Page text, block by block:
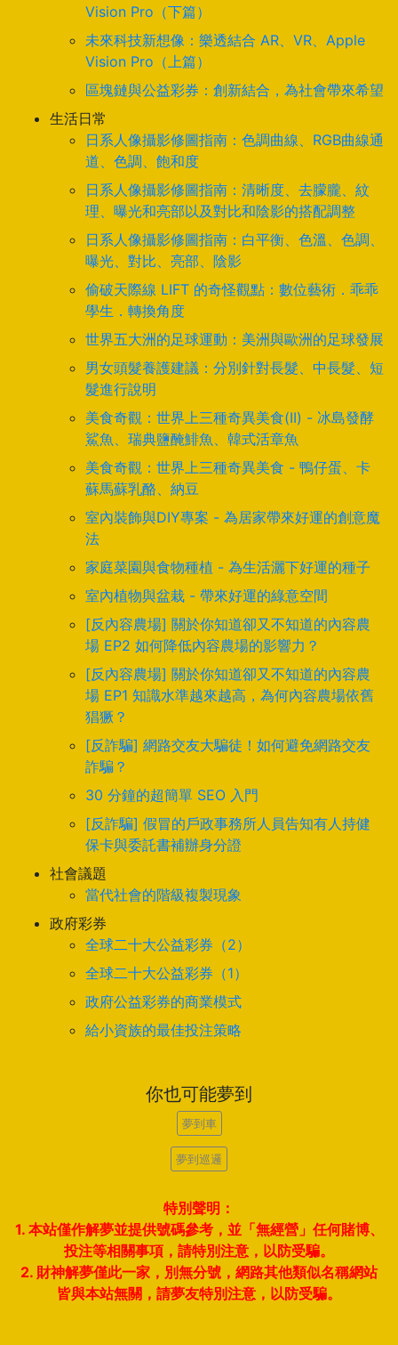
Vision Pro（下篇）
未來科技新想像：樂透結合 AR、VR、Apple
Vision Pro（上篇）
區塊鏈與公益彩券：創新結合，為社會帶來希望
生活日常
日系人像攝影修圖指南：色調曲線、RGB曲線通
道、色調、飽和度
日系人像攝影修圖指南：清晰度、去朦朧、紋
理、曝光和亮部以及對比和陰影的搭配調整
日系人像攝影修圖指南：白平衡、色溫、色調、
曝光、對比、亮部、陰影
偷破天際線 LIFT 的奇怪觀點：數位藝術．乖乖
學生．轉換角度
世界五大洲的足球運動：美洲與歐洲的足球發展
男女頭髮養護建議：分別針對長髮、中長髮、短
髮進行說明
美食奇觀：世界上三種奇異美食(II) - 冰島發酵
鯊魚、瑞典鹽醃鯡魚、韓式活章魚
美食奇觀：世界上三種奇異美食 - 鴨仔蛋、卡
蘇馬蘇乳酪、納豆
室內裝飾與DIY專案 - 為居家帶來好運的創意魔
法
家庭菜園與食物種植 - 為生活灑下好運的種子
室內植物與盆栽 - 帶來好運的綠意空間
[反內容農場] 關於你知道卻又不知道的內容農
場 EP2 如何降低內容農場的影響力？
[反內容農場] 關於你知道卻又不知道的內容農
場 EP1 知識水準越來越高，為何內容農場依舊
猖獗？
[反詐騙] 網路交友大騙徒！如何避免網路交友
詐騙？
30 分鐘的超簡單 SEO 入門
[反詐騙] 假冒的戶政事務所人員告知有人持健
保卡與委託書補辦身分證
社會議題
當代社會的階級複製現象
政府彩券
全球二十大公益彩券（2）
全球二十大公益彩券（1）
政府公益彩券的商業模式
給小資族的最佳投注策略
你也可能夢到
夢到車
夢到巡邏
特別聲明：
1. 本站僅作解夢並提供號碼參考，並「無經營」任何賭博、
投注等相關事項，請特別注意，以防受騙。
2. 財神解夢僅此一家，別無分號，網路其他類似名稱網站
皆與本站無關，請夢友特別注意，以防受騙。